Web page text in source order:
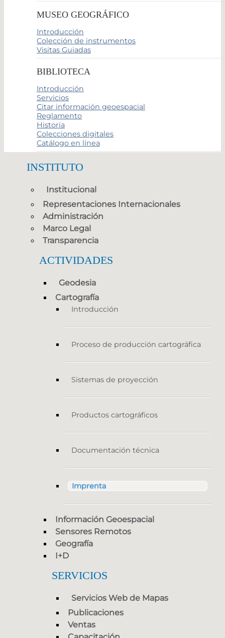
MUSEO GEOGRÁFICO
Introducción
Colección de instrumentos
Visitas Guiadas
BIBLIOTECA
Introducción
Servicios
Citar información geoespacial
Reglamento
Historia
Colecciones digitales
Catálogo en línea
INSTITUTO
Institucional
Representaciones Internacionales
Administración
Marco Legal
Transparencia
ACTIVIDADES
Geodesia
Cartografía
Introducción
Proceso de producción cartográfica
Sistemas de proyección
Productos cartográficos
Documentación técnica
Imprenta
Información Geoespacial
Sensores Remotos
Geografía
I+D
SERVICIOS
Servicios Web de Mapas
Publicaciones
Ventas